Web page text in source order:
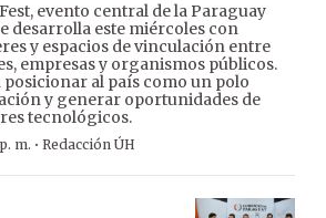
evento central de la Paraguay
desarrolla este miércoles con
y espacios de vinculación entre
empresas y organismos públicos.
posicionar al país como un polo
y generar oportunidades de
tecnológicos.
m. · Redacción ÚH